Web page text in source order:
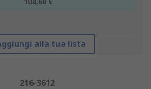
alla tua lista
216-3612